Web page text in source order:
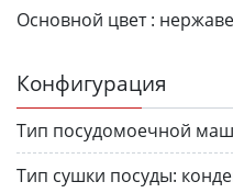
Основной цвет :
Конфигурация
Тип посудомоечной
Тип сушки посуды: